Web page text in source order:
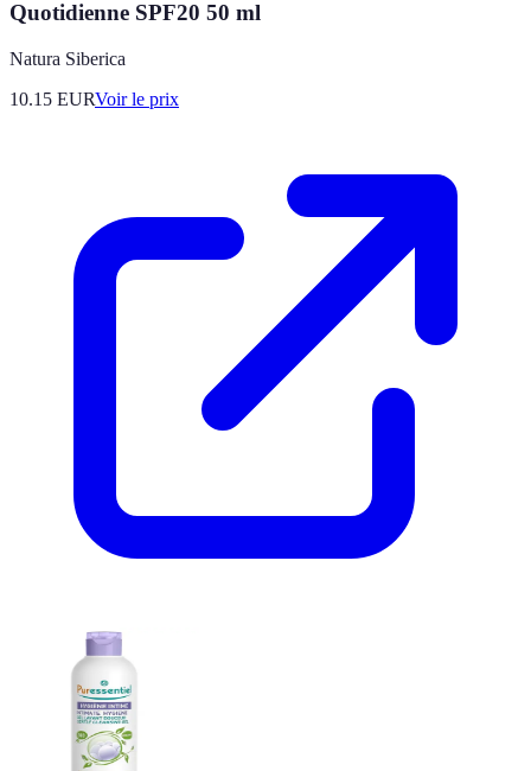
Quotidienne SPF20 50 ml
Natura Siberica
10.15 EURVoir le prix